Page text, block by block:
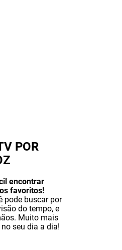
POR
encontrar
favoritos!
pode buscar por
do tempo, e
Muito mais
seu dia a dia!